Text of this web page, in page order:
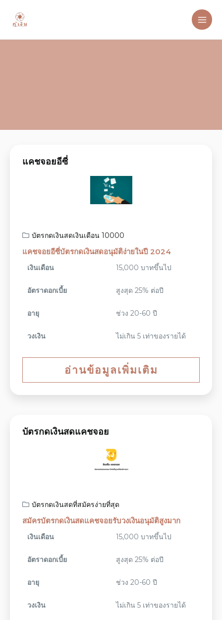
แคชจอยอีซี่
บัตรกดเงินสดเงินเดือน 10000
แคชจอยอีซี่บัตรกดเงินสดอนุมัติง่ายในปี 2024
เงินเดือน 15,000 บาทขึ้นไป
อัตราดอกเบี้ย สูงสุด 25% ต่อปี
อายุ ช่วง 20-60 ปี
วงเงิน ไม่เกิน 5 เท่าของรายได้
อ่านข้อมูลเพิ่มเติม
บัตรกดเงินสดแคชจอย
บัตรกดเงินสดที่สมัครง่ายที่สุด
สมัครบัตรกดเงินสดแคชจอยรับวงเงินอนุมัติสูงมาก
เงินเดือน 15,000 บาทขึ้นไป
อัตราดอกเบี้ย สูงสุด 25% ต่อปี
อายุ ช่วง 20-60 ปี
วงเงิน ไม่เกิน 5 เท่าของรายได้